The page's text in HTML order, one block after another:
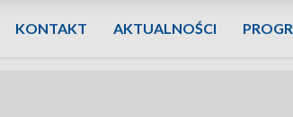
KONTAKT AKTUALNOŚCI